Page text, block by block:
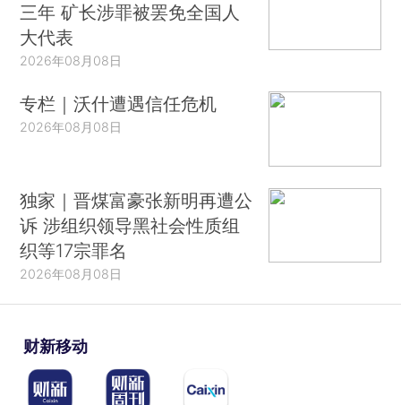
三年 矿长涉罪被罢免全国人
大代表
2026年08月08日
专栏｜沃什遭遇信任危机
2026年08月08日
独家｜晋煤富豪张新明再遭公
诉 涉组织领导黑社会性质组
织等17宗罪名
2026年08月08日
财新移动